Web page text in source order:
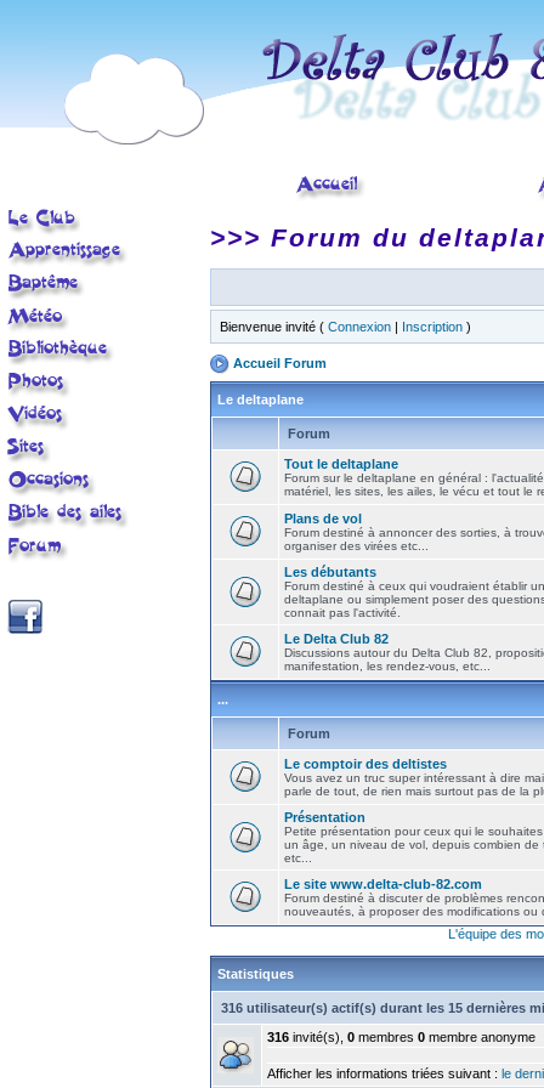
>>> Forum du
Bienvenue invité ( Connexion | Inscription )
Accueil Forum
Le deltaplane
Forum
Tout le deltaplane
Forum sur le deltaplane en général :
matériel, les sites, les ailes, le vécu et tout le
Plans de vol
Forum destiné à annoncer des sorties, à
organiser des virées etc...
Les débutants
Forum destiné à ceux qui voudraient établir
deltaplane ou simplement poser des
connait pas l'activité.
Le Delta Club 82
Discussions autour du Delta Club 82,
manifestation, les rendez-vous, etc...
...
Forum
Le comptoir des deltistes
Vous avez un truc super intéressant à dire
parle de tout, de rien mais surtout pas de la
Présentation
Petite présentation pour ceux qui le
un âge, un niveau de vol, depuis combien de
etc...
Le site www.delta-club-82.com
Forum destiné à discuter de problèmes
nouveautés, à proposer des modifications ou
L'équipe des
Statistiques
316 utilisateur(s) actif(s) durant les 15 dernières
316 invité(s), 0 membres 0 membre anonyme
Afficher les informations triées suivant : le